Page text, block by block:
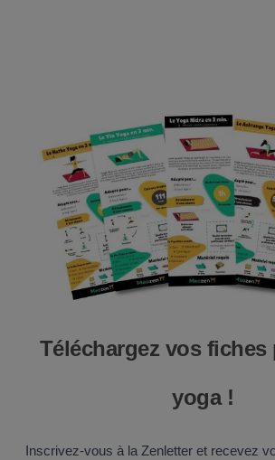
Téléchargez vos fiches
yoga !
Inscrivez-vous à la Zenletter et recevez